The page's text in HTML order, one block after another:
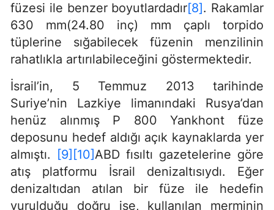
füzesi ile benzer boyutlardadır[8]. Rakamlar
630 mm(24.80 inç) mm çaplı torpido
tüplerine sığabilecek füzenin menzilinin
rahatlıkla artırılabileceğini göstermektedir.
İsrail’in, 5 Temmuz 2013 tarihinde
Suriye’nin Lazkiye limanındaki Rusya’dan
henüz alınmış P 800 Yankhont füze
deposunu hedef aldığı açık kaynaklarda yer
almıştı.
[9] [10]ABD fısıltı gazetelerine göre
atış platformu İsrail denizaltısıydı. Eğer
denizaltıdan atılan bir füze ile hedefin
vurulduğu doğru ise, kullanılan merminin